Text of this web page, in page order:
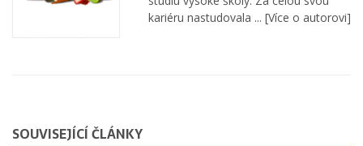
kariéru nastudovala ... [Více o autorovi]
SOUVISEJÍCÍ ČLÁNKY